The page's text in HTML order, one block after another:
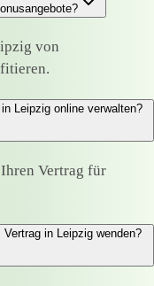
von
Leipzig online verwalten?
Vertrag für
in Leipzig wenden?